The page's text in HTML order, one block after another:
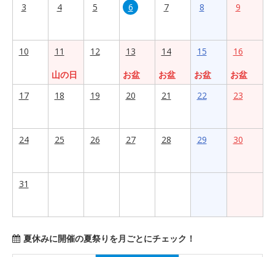
3 4 5 6 7 8 9
10
11
山の日
12
13
お盆
14
お盆
15
お盆
16
お盆
17
18 19 20 21 22 23
24 25 26 27 28 29 30
31
夏休みに開催の夏祭りを月ごとにチェック！